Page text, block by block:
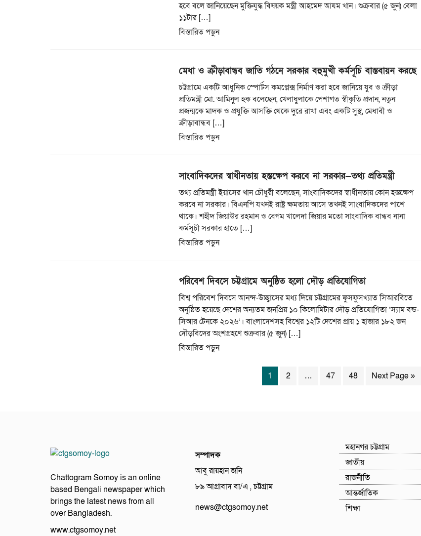
হবে বলে জানিয়েছেন মুক্তিযুদ্ধ বিষয়ক মন্ত্রী আহমেদ আযম খান। শুক্রবার (৫ জুন) বেলা
১১টার […]
বিস্তারিত পড়ুন
মেধা ও ক্রীড়াবান্ধব জাতি গঠনে সরকার বহুমুখী কর্মসূচি বাস্তবায়ন করছে
চট্টগ্রামে একটি আধুনিক স্পোর্টস কমপ্লেক্স নির্মাণ করা হবে জানিয়ে যুব ও ক্রীড়া
প্রতিমন্ত্রী মো. আমিনুল হক বলেছেন, খেলাধুলাকে পেশাগত স্বীকৃতি প্রদান, নতুন
প্রজন্মকে মাদক ও প্রযুক্তি আসক্তি থেকে দুরে রাখা এবং একটি সুস্থ, মেধাবী ও
ক্রীড়াবান্ধব […]
বিস্তারিত পড়ুন
সাংবাদিকদের স্বাধীনতায় হস্তক্ষেপ করবে না সরকার—তথ্য প্রতিমন্ত্রী
তথ্য প্রতিমন্ত্রী ইয়াসের খান চৌধুরী বলেছেন, সাংবাদিকদের স্বাধীনতায় কোন হস্তক্ষেপ
করবে না সরকার। বিএনপি যখনই রাষ্ট্র ক্ষমতায় আসে তখনই সাংবাদিকদের পাশে
থাকে। শহীদ জিয়াউর রহমান ও বেগম খালেদা জিয়ার মতো সাংবাদিক বান্ধব নানা
কর্মসূচী সরকার হাতে […]
বিস্তারিত পড়ুন
পরিবেশ দিবসে চট্টগ্রামে অনুষ্ঠিত হলো দৌড় প্রতিযোগিতা
বিশ্ব পরিবেশ দিবসে আনন্দ-উচ্ছ্বাসের মধ্য দিয়ে চট্টগ্রামের ফুসফুসখ্যাত সিআরবিতে
অনুষ্ঠিত হয়েছে দেশের অন্যতম জনপ্রিয় ১০ কিলোমিটার দৌড় প্রতিযোগিতা ‘স্যাম বন্ড-
সিআর টেনকে ২০২৬’। বাংলাদেশসহ বিশ্বের ১২টি দেশের প্রায় ১ হাজার ১৮২ জন
দৌড়বিদের অংশগ্রহণে শুক্রবার (৫ জুন) […]
বিস্তারিত পড়ুন
1 2 … 47 48 Next Page »
Chattogram Somoy is an online
based Bengali newspaper which
brings the latest news from all
over Bangladesh.
www.ctgsomoy.net
সম্পাদক
আবু রায়হান জনি
৮৯ আগ্রাবাদ বা/এ , চট্টগ্রাম
news@ctgsomoy.net
মহানগর চট্টগ্রাম
জাতীয়
রাজনীতি
আন্তর্জাতিক
শিক্ষা